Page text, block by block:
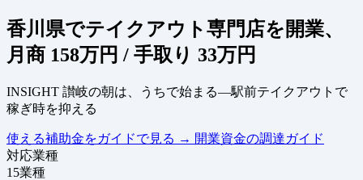
香川県でテイクアウト専門店を開業、
月商 158万円 / 手取り 33万円
INSIGHT 讃岐の朝は、うちで始まる―駅前テイクアウトで
稼ぎ時を抑える
使える補助金をガイドで見る → 開業資金の調達ガイド
対応業種
15業種